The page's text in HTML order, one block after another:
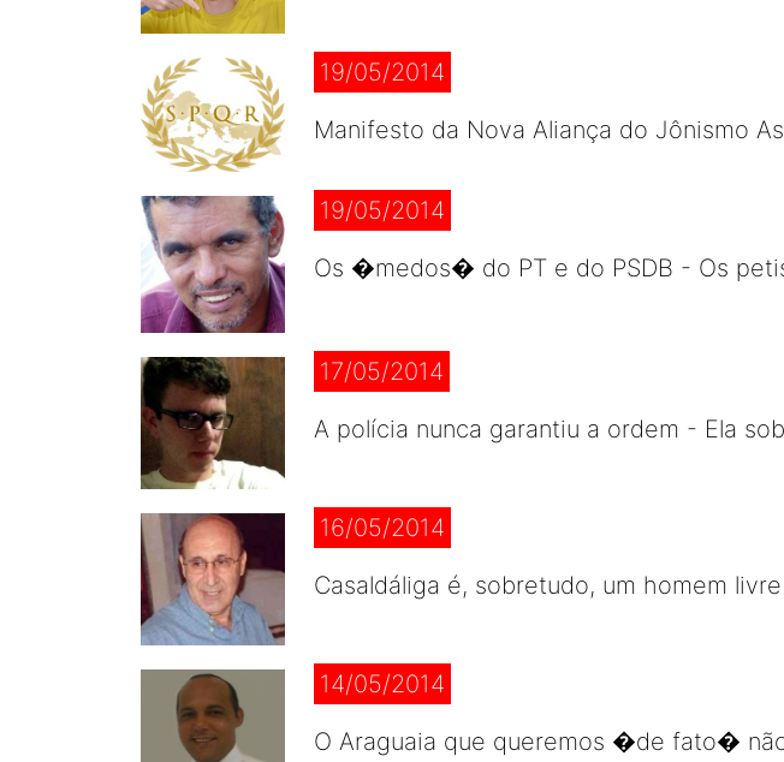
19/05/2014
Manifesto da Nova Aliança do Jônismo
19/05/2014
Os �medos� do PT e do PSDB - Os
17/05/2014
A polícia nunca garantiu a ordem - Ela
16/05/2014
Casaldáliga é, sobretudo, um homem
14/05/2014
O Araguaia que queremos �de fato�